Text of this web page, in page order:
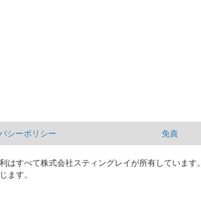
シーポリシー 免責
はすべて株式会社スティングレイが所有しています。
ます。